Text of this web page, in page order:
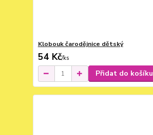
Klobouk čarodějnice dětský
54 Kč/ks
Přidat do košíku